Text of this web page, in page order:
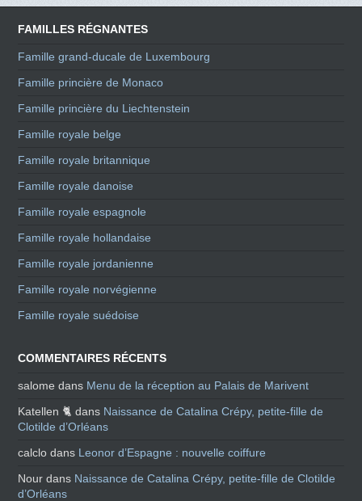
FAMILLES RÉGNANTES
Famille grand-ducale de Luxembourg
Famille princière de Monaco
Famille princière du Liechtenstein
Famille royale belge
Famille royale britannique
Famille royale danoise
Famille royale espagnole
Famille royale hollandaise
Famille royale jordanienne
Famille royale norvégienne
Famille royale suédoise
COMMENTAIRES RÉCENTS
salome dans Menu de la réception au Palais de Marivent
Katellen 🐈 dans Naissance de Catalina Crépy, petite-fille de
Clotilde d’Orléans
calclo dans Leonor d’Espagne : nouvelle coiffure
Nour dans Naissance de Catalina Crépy, petite-fille de Clotilde
d’Orléans